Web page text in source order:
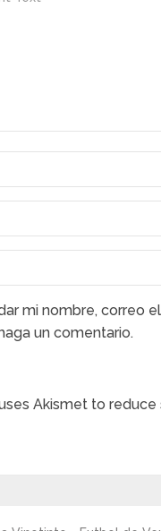
mi nombre, correo
un comentario.
Akismet to reduce